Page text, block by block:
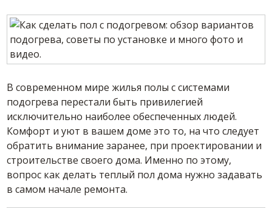
В современном мире жилья полы с системами
подогрева перестали быть привилегией
исключительно наиболее обеспеченных людей.
Комфорт и уют в вашем доме это то, на что следует
обратить внимание заранее, при проектировании и
строительстве своего дома. Именно по этому,
вопрос как делать теплый пол дома нужно задавать
в самом начале ремонта.